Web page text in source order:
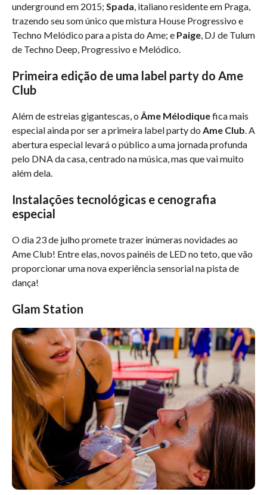
underground em 2015; Spada, italiano residente em Praga,
trazendo seu som único que mistura House Progressivo e
Techno Melódico para a pista do Ame; e Paige, DJ de Tulum
de Techno Deep, Progressivo e Melódico.
Primeira edição de uma label party do Ame
Club
Além de estreias gigantescas, o Âme Mélodiquefica mais
especial ainda por ser a primeira label party do Ame Club. A
abertura especial levará o público a uma jornada profunda
pelo DNA da casa, centrado na música, mas que vai muito
além dela.
Instalações tecnológicas e cenografia
especial
O dia 23 de julho promete trazer inúmeras novidades ao
Ame Club! Entre elas, novos painéis de LED no teto, que vão
proporcionar uma nova experiência sensorial na pista de
dança!
Glam Station